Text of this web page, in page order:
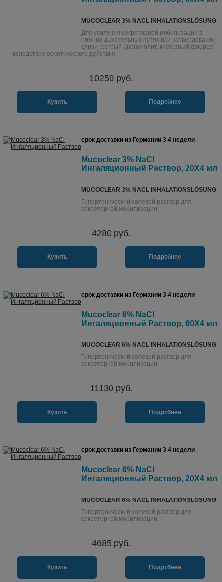
MUCOCLEAR 3% NACL INHALATIONSLÖSUNG
Для усиления секреторной мобилизации в
нижних дыхательных путях при затвердевании
слизи (острый бронхиолит, кистозный фиброз)
вследствие осмотического действия.
10250руб.
Купить Подробнее
срок доставки из Германии 3-4 недели
Mucoclear 3% NaCl
Ингаляционный Раствор, 20X4 мл
MUCOCLEAR 3% NACL INHALATIONSLÖSUNG
Гипертонический солевой раствор для
секреторной мобилизации.
4280руб.
Купить Подробнее
срок доставки из Германии 3-4 недели
Mucoclear 6% NaCl
Ингаляционный Раствор, 60X4 мл
MUCOCLEAR 6% NACL INHALATIONSLÖSUNG
Гипертонический солевой раствор для
секреторной мобилизации.
11130руб.
Купить Подробнее
срок доставки из Германии 3-4 недели
Mucoclear 6% NaCl
Ингаляционный Раствор, 20X4 мл
MUCOCLEAR 6% NACL INHALATIONSLÖSUNG
Гипертонический солевой раствор для
секреторной мобилизации.
4685 руб.
Купить Подробнее